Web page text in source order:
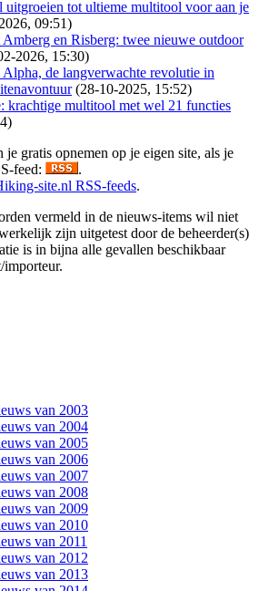
tot ultieme multitool voor aan je
09:51)
en Risberg: twee nieuwe outdoor
2026, 15:30)
Alpha, de langverwachte revolutie in
(28-10-2025, 15:52)
krachtige multitool met wel 21 functies
gratis opnemen op je eigen site, als je
feed:
.
site.nl RSS-feeds.
vermeld in de nieuws-items wil niet
zijn uitgetest door de beheerder(s)
is in bijna alle gevallen beschikbaar
importeur.
van 2003
van 2004
van 2005
van 2006
van 2007
van 2008
van 2009
van 2010
van 2011
van 2012
van 2013